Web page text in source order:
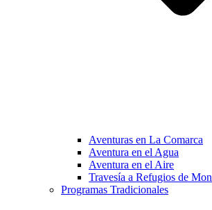
Aventuras en La Comarca
Aventura en el Agua
Aventura en el Aire
Travesía a Refugios de
Programas Tradicionales